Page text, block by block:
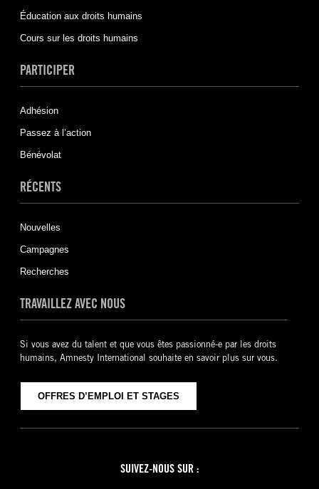
Éducation aux droits humains
Cours sur les droits humains
PARTICIPER
Adhésion
Passez à l’action
Bénévolat
RÉCENTS
Nouvelles
Campagnes
Recherches
TRAVAILLEZ AVEC NOUS
Si vous avez du talent et que vous êtes passionné-e par les droits
humains, Amnesty International souhaite en savoir plus sur vous.
OFFRES D’EMPLOI ET STAGES
SUIVEZ-NOUS SUR :